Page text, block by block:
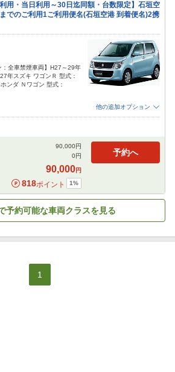
用・当日利用～30日迄同額・台数限定】石垣空
でのご利用1ご利用便名(石垣空港 到着便名)2携
全車禁煙車両】H27～29年
年スズキ ワゴンＲ 型式：
ンダ Ｎワゴン 型式：
他の追加オプション
で選択ができます）
90,000円
0円
90,000円
818ポイント 1%
予約へ
予約可能な車両クラスを見る
1